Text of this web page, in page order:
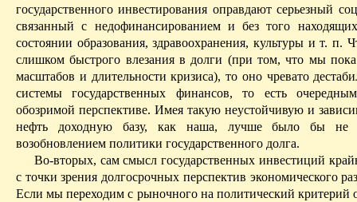
государственного инвестирования оправдают серьезный
связанный с недофинансированием и без того
состоянии образования, здравоохранения, культуры и т. п.
слишком быстрого влезания в долги (при том, что мы
масштабов и длительности кризиса), то оно чревато
системы государственных финансов, то есть
обозримой перспективе. Имея такую неустойчивую и
нефть доходную базу, как наша, лучше было бы не
возобновлением политики государственного долга.
Во-вторых, сам смысл государственных инвестиций
с точки зрения долгосрочных перспектив экономического
Если мы переходим с рыночного на политический критерий